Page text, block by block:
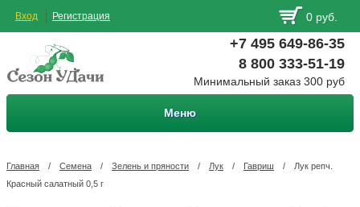
Вход Регистрация 0 руб.
+7 495 649-86-35
8 800 333-51-19
Минимальный заказ 300 руб
Меню
Главная / Семена / Зелень и пряности / Лук / Гавриш /
Лук репч.
Красный салатный 0,5 г